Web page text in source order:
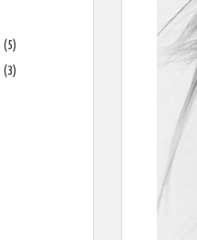
(5)
(3)